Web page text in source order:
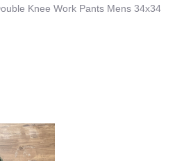
Knee Work Pants Mens 34x34